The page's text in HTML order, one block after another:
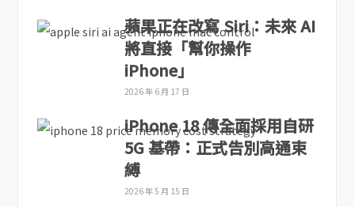
蘋果正在改寫 Siri：未來 AI
將直接「幫你操作
iPhone」
2026 年 6 月 17 日
iPhone 18 傳全面採用自研
5G 基帶：正式告別高通束
縛
2026 年 5 月 15 日